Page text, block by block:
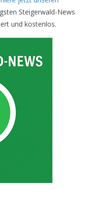
Steigerwald-News
und kostenlos.